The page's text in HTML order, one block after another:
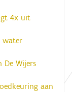
4x uit
water
De Wijers
aan